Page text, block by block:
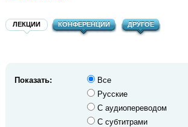
ЛЕКЦИИ КОНФЕРЕНЦИИ ДРУГОЕ
Показать:
Все
Русские
С аудиопереводом
С субтитрами